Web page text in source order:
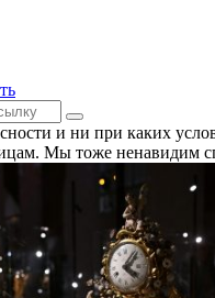
и ни при каких
Мы тоже ненавидим